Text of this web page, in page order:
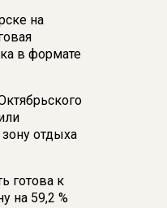
на
в формате
отдыха
готова к
на 59,2 %